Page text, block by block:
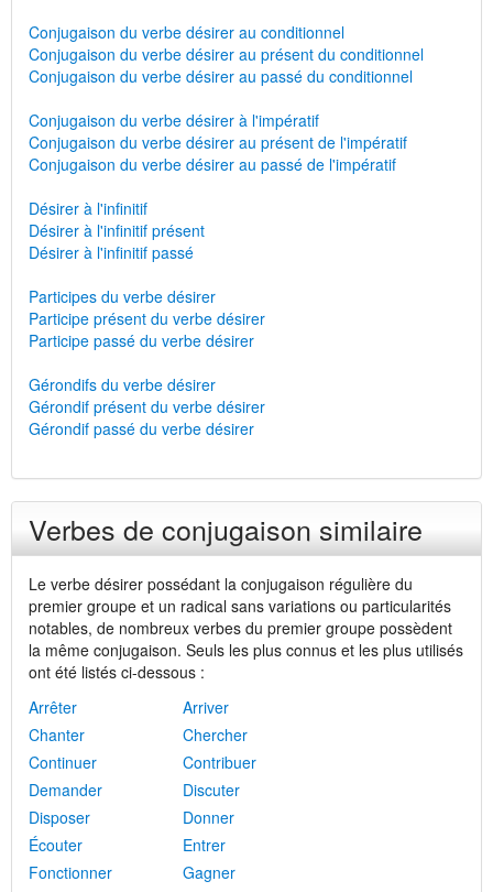
Conjugaison du verbe désirer au conditionnel
Conjugaison du verbe désirer au présent du conditionnel
Conjugaison du verbe désirer au passé du conditionnel
Conjugaison du verbe désirer à l'impératif
Conjugaison du verbe désirer au présent de l'impératif
Conjugaison du verbe désirer au passé de l'impératif
Désirer à l'infinitif
Désirer à l'infinitif présent
Désirer à l'infinitif passé
Participes du verbe désirer
Participe présent du verbe désirer
Participe passé du verbe désirer
Gérondifs du verbe désirer
Gérondif présent du verbe désirer
Gérondif passé du verbe désirer
Verbes de conjugaison similaire
Le verbe désirer possédant la conjugaison régulière du
premier groupe et un radical sans variations ou particularités
notables, de nombreux verbes du premier groupe possèdent
la même conjugaison. Seuls les plus connus et les plus utilisés
ont été listés ci-dessous :
Arrêter
Arriver
Chanter
Chercher
Continuer
Contribuer
Demander
Discuter
Disposer
Donner
Écouter
Entrer
Fonctionner
Gagner